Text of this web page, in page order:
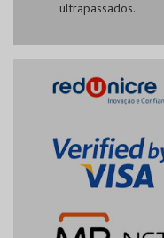
ultrapassados.